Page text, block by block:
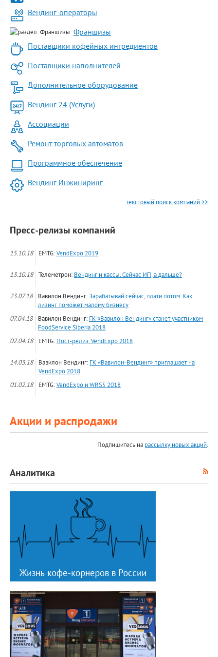
Вендинг-операторы
Франшизы
Поставщики кофейных ингредиентов
Поставщики наполнителей
Дополнительное оборудование
Вендинг 24 (Услуги)
Ассоциации
Ремонт торговых автоматов
Программное обеспечение
Вендинг Инжиниринг
текстовый поиск компаний >>
Пресс-релизы компаний
15.10.18 EMTG:VendExpo 2019
13.10.18 Телеметрон: Вендинг и кассы. Сейчас ИП, а дальше?
23.07.18 Вавилон Вендинг:Зарабатывай сейчас, плати потом. Как
лизинг поможет малому бизнесу
07.04.18
Вавилон Вендинг: ГК «Вавилон Вендинг» станет участником
FoodService Siberia 2018
02.04.18
EMTG: Пост-релиз. VendExpo 2018
14.03.18 Вавилон Вендинг: ГК «Вавилон-Вендинг» приглашает на
VendExpo 2018
01.02.18
EMTG:VendExpo и WRS5 2018
Акции и распродажи
Подпишитесь на рассылку новых акций.
Аналитика
Жизнь кофе-корнеров в России